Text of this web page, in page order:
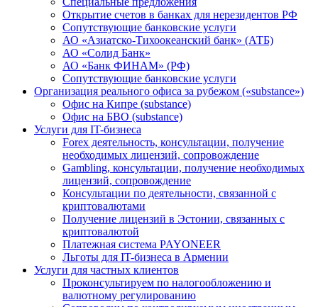
Открытие счетов в банках для нерезидентов РФ
Сопутствующие банковские услуги
АО «Азиатско-Тихоокеанский банк» (АТБ)
АО «Солид Банк»
АО «Банк ФИНАМ» (РФ)
Сопутствующие банковские услуги
Организация реального офиса за рубежом («substance»)
Офис на Кипре (substance)
Офис на БВО (substance)
Услуги для IT-бизнеса
Forex деятельность, консультации, получение
необходимых лицензий, сопровождение
Gambling, консультации, получение необходимых
лицензий, сопровождение
Консультации по деятельности, связанной с
криптовалютами
Получение лицензий в Эстонии, связанных с
криптовалютой
Платежная система PAYONEER
Льготы для IT-бизнеса в Армении
Услуги для частных клиентов
Проконсультируем по налогообложению и
валютному регулированию